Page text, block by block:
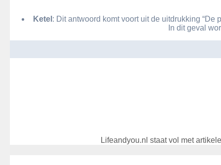
Ketel : Dit antwoord komt voort uit de uitdrukking
In dit geval
navigatie
Lifeandyou.nl staat vol met